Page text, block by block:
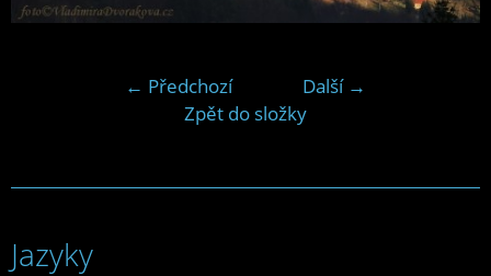
← Předchozí
Další →
Zpět do složky
Jazyky